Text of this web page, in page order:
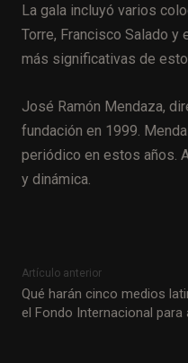
La gala incluyó varios
Torre, Francisco Salado
más significativas de
José Ramón Mendaza,
fundación en 1999.
periódico en estos años.
y dinámica.
Artículo anterior
Qué harán cinco medios
el Fondo Internacional